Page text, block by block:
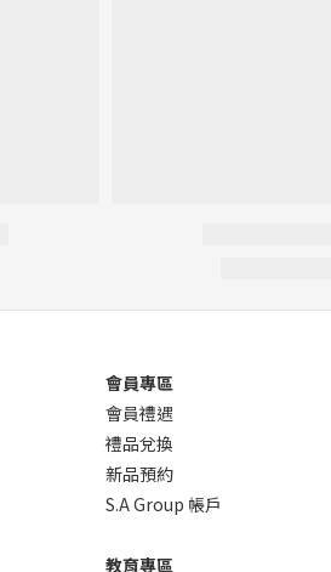
會員專區
會員禮遇
禮品兌換
新品預約
S.A Group 帳戶
教育專區